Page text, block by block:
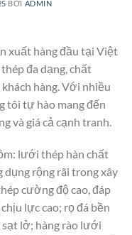
BỞI ADMIN
xuất hàng đầu tại Việt
đa dạng, chất
hàng. Với nhiều
tôi tự hào mang đến
và giá cả cạnh tranh.
lưới thép hàn chất
rộng rãi trong xây
cường độ cao, đáp
lực cao; rọ đá bền
sạt lở; hàng rào lưới